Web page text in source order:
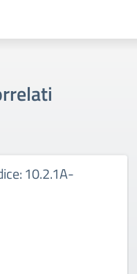
10.2.1A-